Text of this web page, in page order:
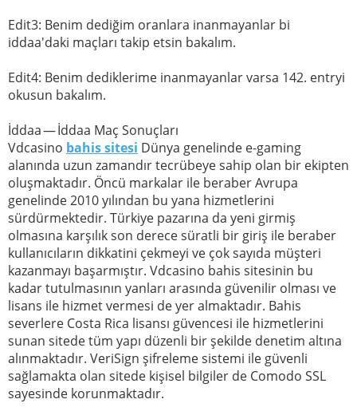
Edit3: Benim dediğim oranlara inanmayanlar bi
iddaa'daki maçları takip etsin bakalım.
Edit4: Benim dediklerime inanmayanlar varsa 142. entryi
okusun bakalım.
İddaa — İddaa Maç Sonuçları
Vdcasino bahis sitesi Dünya genelinde e-gaming
alanında uzun zamandır tecrübeye sahip olan bir ekipten
oluşmaktadır. Öncü markalar ile beraber Avrupa
genelinde 2010 yılından bu yana hizmetlerini
sürdürmektedir. Türkiye pazarına da yeni girmiş
olmasına karşılık son derece süratli bir giriş ile beraber
kullanıcıların dikkatini çekmeyi ve çok sayıda müşteri
kazanmayı başarmıştır. Vdcasino bahis sitesinin bu
kadar tutulmasının yanları arasında güvenilir olması ve
lisans ile hizmet vermesi de yer almaktadır. Bahis
severlere Costa Rica lisansı güvencesi ile hizmetlerini
sunan sitede tüm yapı düzenli bir şekilde denetim altına
alınmaktadır. VeriSign şifreleme sistemi ile güvenli
sağlamakta olan sitede kişisel bilgiler de Comodo SSL
sayesinde korunmaktadır.